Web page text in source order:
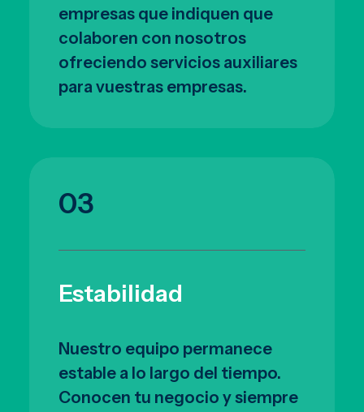
empresas que indiquen que
colaboren con nosotros
ofreciendo servicios auxiliares
para vuestras empresas.
03
Estabilidad
Nuestro equipo permanece
estable a lo largo del tiempo.
Conocen tu negocio y siempre